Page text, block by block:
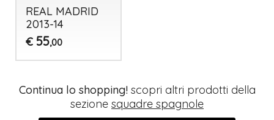
REAL MADRID
2013-14
€ 55,00
Continua lo shopping!scopri altri prodotti della
sezione squadre spagnole